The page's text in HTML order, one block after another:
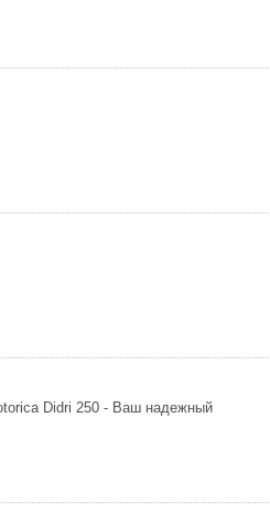
Didri 250 - Ваш надежный